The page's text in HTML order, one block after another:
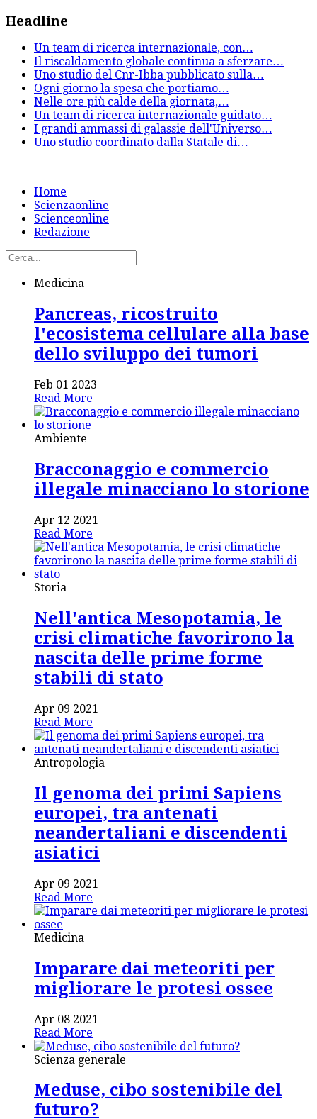
Headline
Un team di ricerca internazionale, con…
Il riscaldamento globale continua a sferzare…
Uno studio del Cnr-Ibba pubblicato sulla…
Ogni giorno la spesa che portiamo…
Nelle ore più calde della giornata,…
Un team di ricerca internazionale guidato…
I grandi ammassi di galassie dell'Universo…
Uno studio coordinato dalla Statale di…
Home
Scienzaonline
Scienceonline
Redazione
Medicina
Pancreas, ricostruito
l'ecosistema cellulare alla base
dello sviluppo dei tumori
Feb 01 2023
Read More
Ambiente
Bracconaggio e commercio
illegale minacciano lo storione
Apr 12 2021
Read More
Storia
Nell'antica Mesopotamia, le
crisi climatiche favorirono la
nascita delle prime forme
stabili di stato
Apr 09 2021
Read More
Antropologia
Il genoma dei primi Sapiens
europei, tra antenati
neandertaliani e discendenti
asiatici
Apr 09 2021
Read More
Medicina
Imparare dai meteoriti per
migliorare le protesi ossee
Apr 08 2021
Read More
Scienza generale
Meduse, cibo sostenibile del
futuro?